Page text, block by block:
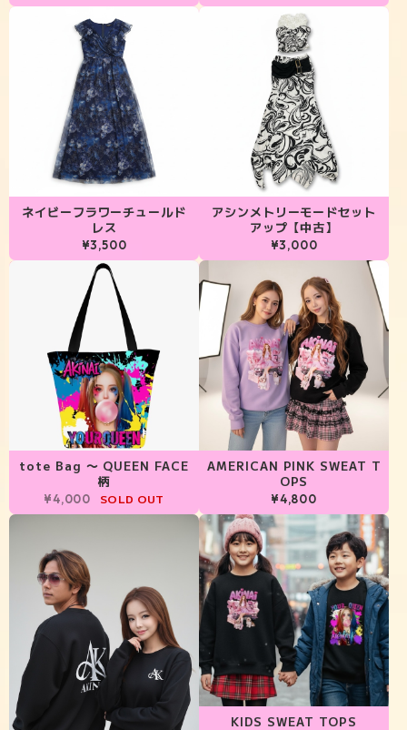
ネイビーフラワーチュールド
レス
¥3,500
アシンメトリーモードセット
アップ【中古】
¥3,000
tote Bag 〜 QUEEN FACE
柄
¥4,000 SOLD OUT
AMERICAN PINK SWEAT T
OPS
¥4,800
KIDS SWEAT TOPS